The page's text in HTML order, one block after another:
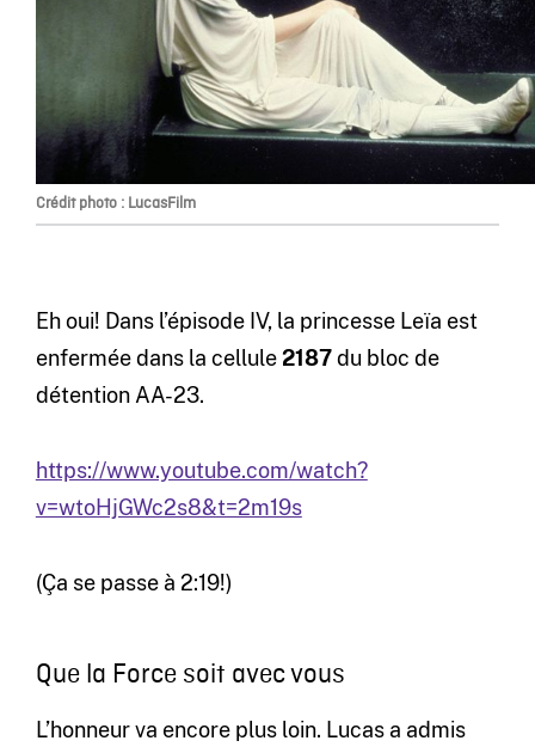
Crédit photo : LucasFilm
Eh oui! Dans l’épisode IV, la princesse Leïa est
enfermée dans la cellule2187du bloc de
détention AA-23.
https://www.youtube.com/watch?
v=wtoHjGWc2s8&t=2m19s
(Ça se passe à 2:19!)
Que la Force soit avec vous
L’honneur va encore plus loin. Lucas a admis